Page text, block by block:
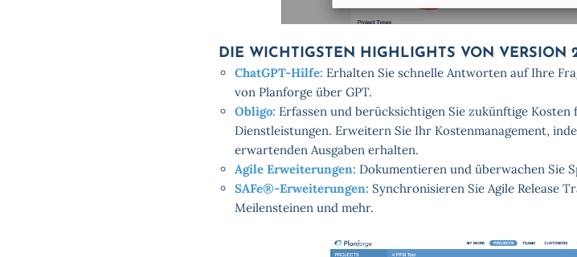
DIE WICHTIGSTEN HIGHLIGHTS VON VERSION
ChatGPT-Hilfe: Erhalten Sie schnelle Antworten auf Ihre
von Planforge über GPT.
Obligo: Erfassen und berücksichtigen Sie zukünftige
Dienstleistungen. Erweitern Sie Ihr Kostenmanagement,
erwartenden Ausgaben erhalten.
Agile Erweiterungen: Dokumentieren und überwachen Sie
SAFe®-Erweiterungen: Synchronisieren Sie Agile Release
Meilensteinen und mehr.